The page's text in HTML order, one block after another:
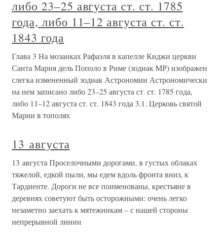
либо 23–25 августа ст. ст. 1785
года, либо 11–12 августа ст. ст.
1843 года
Глава 3 На мозаиках Рафаэля в капелле Киджи церкви
Санта Мария дель Пополо в Риме (зодиак МР) изображен
слегка измененный зодиак Астрономии Астрономически
на нем записано либо 23–25 августа ст. ст. 1785 года,
либо 11–12 августа ст. ст. 1843 года 3.1. Церковь святой
Марии в тополях
13 августа
13 августа Проселочными дорогами, в густых облаках
тяжелой, едкой пыли, мы едем вдоль фронта вниз, к
Тардиенте. Дороги не все поименованы, крестьяне в
деревнях советуют быть осторожными: очень легко
незаметно заехать к мятежникам – с нашей стороны
непрерывной линии